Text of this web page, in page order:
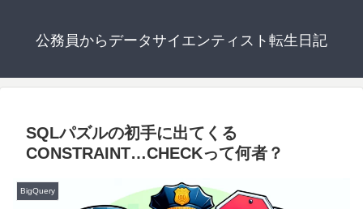
公務員からデータサイエンティスト転生日記
SQLパズルの初手に出てくる
CONSTRAINT…CHECKって何者？
BigQuery